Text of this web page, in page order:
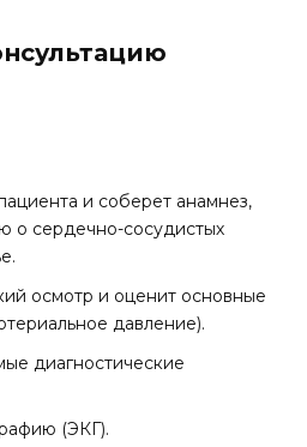
и соберет анамнез,
о сердечно-сосудистых
осмотр и оценит основные
давление).
диагностические
(ЭКГ).